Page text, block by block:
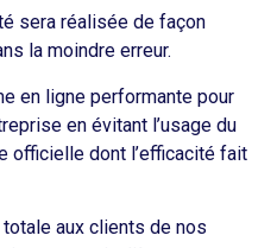
sera réalisée de façon
la moindre erreur.
en ligne performante pour
en évitant l’usage du
officielle dont l’efficacité fait
aux clients de nos